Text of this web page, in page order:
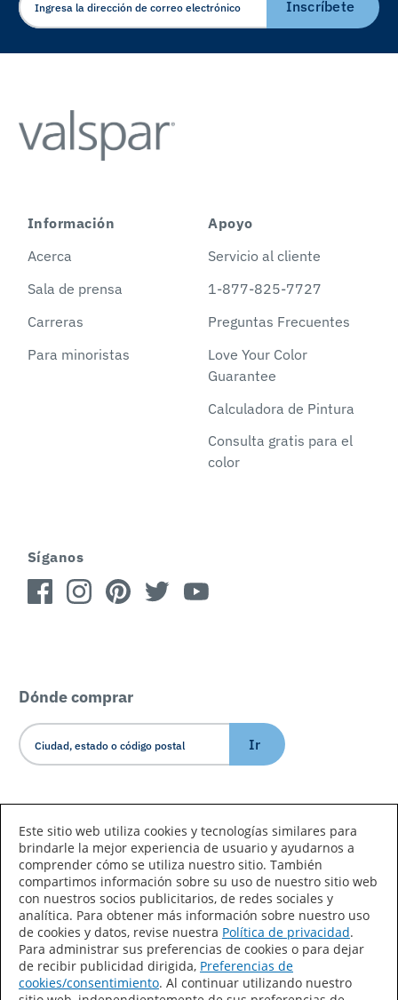
ELECTRÓNICO
Inscríbete
Información
Acerca
Sala de prensa
Carreras
Para minoristas
Apoyo
Servicio al cliente
1-877-825-7727
Preguntas Frecuentes
Love Your Color
Guarantee
Calculadora de Pintura
Consulta gratis para el
color
Síganos
Dónde comprar
Ir
Declaración de accesibilidad
Mapa del sitio
Términos de uso
Privacidad
Este sitio web utiliza cookies y tecnologías similares para
brindarle la mejor experiencia de usuario y ayudarnos a
comprender cómo se utiliza nuestro sitio. También
compartimos información sobre su uso de nuestro sitio web
con nuestros socios publicitarios, de redes sociales y
analítica. Para obtener más información sobre nuestro uso
de cookies y datos, revise nuestra Política de privacidad.
Para administrar sus preferencias de cookies o para dejar
de recibir publicidad dirigida, Preferencias de
cookies/consentimiento. Al continuar utilizando nuestro